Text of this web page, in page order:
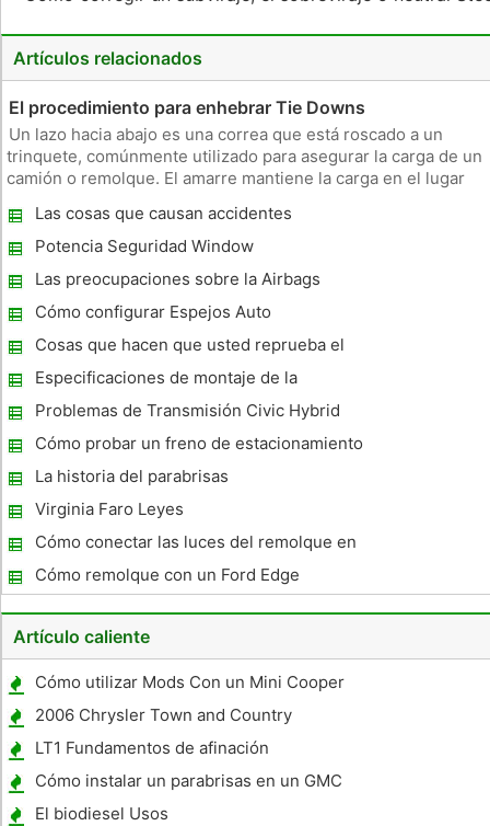
Artículos relacionados
El procedimiento para enhebrar Tie Downs
Un lazo hacia abajo es una correa que está roscado a un
trinquete, comúnmente utilizado para asegurar la carga de un
camión o remolque. El amarre mantiene la carga en el lugar
manivela de trinquete, los engranajes se bloqueará en su
lugar, mi
Las cosas que causan accidentes
automovilísticos
Potencia Seguridad Window
Las preocupaciones sobre la Airbags
Cómo configurar Espejos Auto
Cosas que hacen que usted reprueba el
examen de manejo
Especificaciones de montaje de la
manguera hidráulica Weatherhead
Problemas de Transmisión Civic Hybrid
Cómo probar un freno de estacionamiento
La historia del parabrisas
Virginia Faro Leyes
Cómo conectar las luces del remolque en
un Mercury
Cómo remolque con un Ford Edge
Artículo caliente
Cómo utilizar Mods Con un Mini Cooper
2006 Chrysler Town and Country
Especificaciones
LT1 Fundamentos de afinación
Cómo instalar un parabrisas en un GMC
Truck 1983
El biodiesel Usos